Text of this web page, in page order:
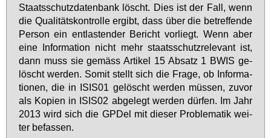
Staats­schutz­da­ten­bank löscht. Dies ist der Fall, wenn
die Qua­li­täts­kon­trol­le er­gibt, dass über die be­tref­fen­de
Per­son ein ent­las­ten­der Be­richt vor­liegt. Wenn aber
ei­ne In­for­ma­ti­on nicht mehr staats­schutz­re­le­vant ist,
dann muss sie ge­mäss Ar­ti­kel 15 Ab­satz 1 BWIS ge­
löscht wer­den. So­mit stellt sich die Fra­ge, ob In­for­ma­
tio­nen, die in ISIS01 ge­löscht wer­den müs­sen, zu­vor
als Ko­pi­en in ISIS02 ab­ge­legt wer­den dür­fen. Im Jahr
2013 wird sich die GPDel mit die­ser Pro­ble­ma­tik wei­
ter be­fas­sen.